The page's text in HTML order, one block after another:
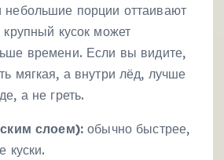
порции оттаивают
кусок может
времени. Если вы видите,
мягкая, а внутри лёд, лучше
а не греть.
слоем): обычно быстрее,
куски.